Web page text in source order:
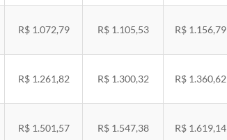
R$ 1.072,79 R$ 1.105,53 R$ 1.156,79
R$ 1.261,82 R$ 1.300,32 R$ 1.360,62
R$ 1.501,57 R$ 1.547,38 R$ 1.619,14